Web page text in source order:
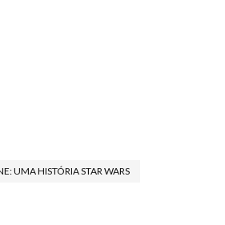
UMA HISTÓRIA STAR WARS